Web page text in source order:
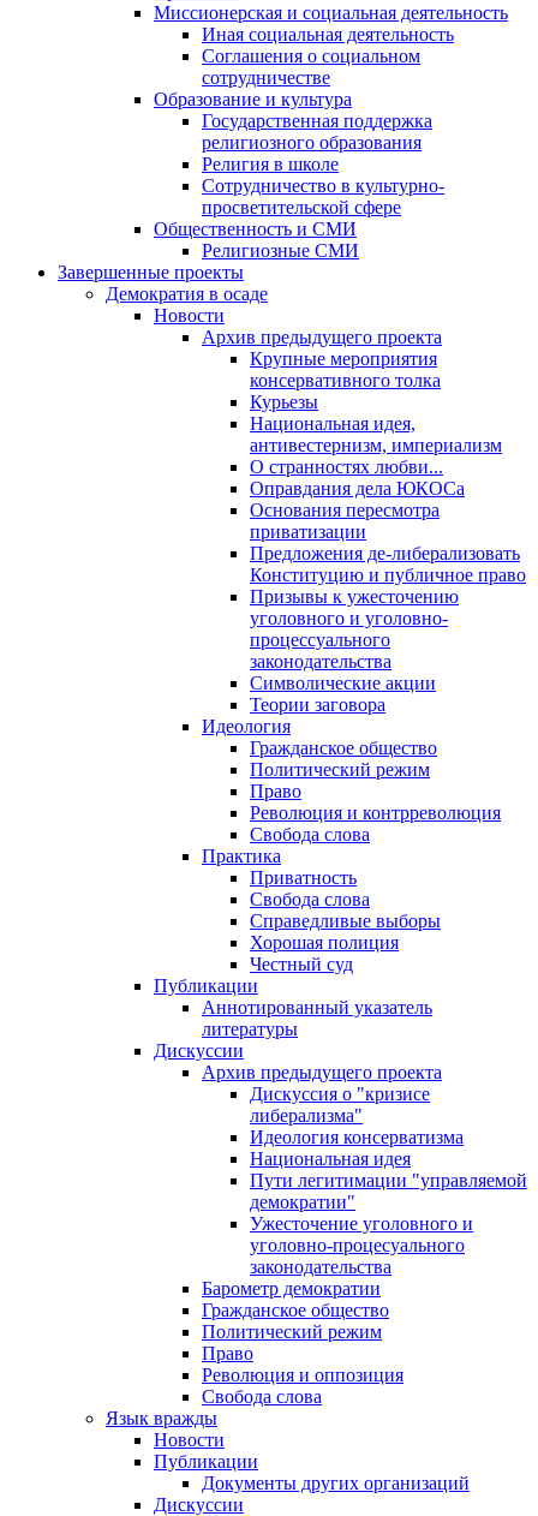
Миссионерская и социальная деятельность
Иная социальная деятельность
Соглашения о социальном
сотрудничестве
Образование и культура
Государственная поддержка
религиозного образования
Религия в школе
Сотрудничество в культурно-
просветительской сфере
Общественность и СМИ
Религиозные СМИ
Завершенные проекты
Демократия в осаде
Новости
Архив предыдущего проекта
Крупные мероприятия
консервативного толка
Курьезы
Национальная идея,
антивестернизм, империализм
О странностях любви...
Оправдания дела ЮКОСа
Основания пересмотра
приватизации
Предложения де-либерализовать
Конституцию и публичное право
Призывы к ужесточению
уголовного и уголовно-
процессуального
законодательства
Символические акции
Теории заговора
Идеология
Гражданское общество
Политический режим
Право
Революция и контрреволюция
Свобода слова
Практика
Приватность
Свобода слова
Справедливые выборы
Хорошая полиция
Честный суд
Публикации
Аннотированный указатель
литературы
Дискуссии
Архив предыдущего проекта
Дискуссия о "кризисе
либерализма"
Идеология консерватизма
Национальная идея
Пути легитимации "управляемой
демократии"
Ужесточение уголовного и
уголовно-процесуального
законодательства
Барометр демократии
Гражданское общество
Политический режим
Право
Революция и оппозиция
Свобода слова
Язык вражды
Новости
Публикации
Документы других организаций
Дискуссии